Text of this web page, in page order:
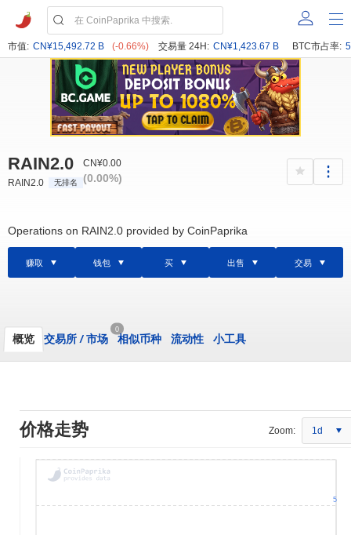
市值: CN¥15,492.72 B (-0.66%) 交易量 24H: CN¥1,423.67 B BTC市占率:
RAIN2.0
RAIN2.0 无排名
CN¥0.00
(0.00%)
Operations on RAIN2.0 provided by CoinPaprika
赚取 钱包 买 出售 交易
概览 交易所 /市场
0
相似币种 流动性 小工具
价格走势 Zoom: 1d
5